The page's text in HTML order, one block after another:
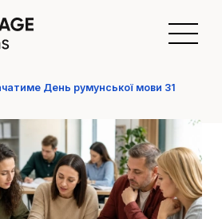
День румунської мови 31